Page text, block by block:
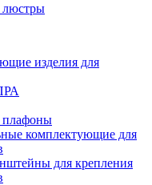
люстры
изделия для
плафоны
комплектующие для
для крепления